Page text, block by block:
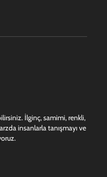
İlginç, samimi, renkli,
insanlarla tanışmayı ve